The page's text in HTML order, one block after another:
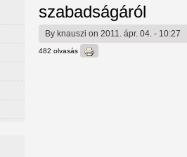
szabadságáról
By knauszi on 2011. ápr. 04. - 10:27
482 olvasás